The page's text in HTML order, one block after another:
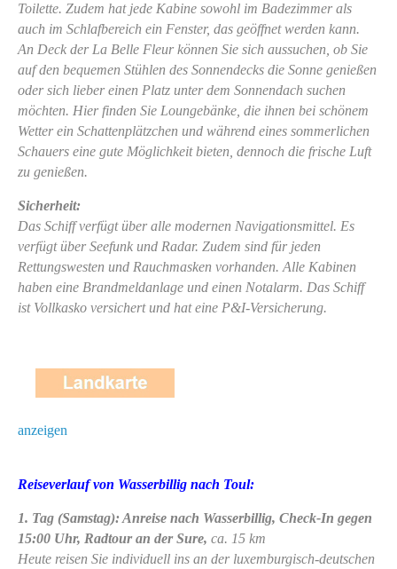
Toilette. Zudem hat jede Kabine sowohl im Badezimmer als
auch im Schlafbereich ein Fenster, das geöffnet werden kann.
An Deck der La Belle Fleur können Sie sich aussuchen, ob Sie
auf den bequemen Stühlen des Sonnendecks die Sonne genießen
oder sich lieber einen Platz unter dem Sonnendach suchen
möchten. Hier finden Sie Loungebänke, die ihnen bei schönem
Wetter ein Schattenplätzchen und während eines sommerlichen
Schauers eine gute Möglichkeit bieten, dennoch die frische Luft
zu genießen.
Sicherheit:
Das Schiff verfügt über alle modernen Navigationsmittel. Es
verfügt über Seefunk und Radar. Zudem sind für jeden
Rettungswesten und Rauchmasken vorhanden. Alle Kabinen
haben eine Brandmeldanlage und einen Notalarm. Das Schiff
ist Vollkasko versichert und hat eine P&I-Versicherung.
anzeigen
Reiseverlauf von Wasserbillig nach Toul:
1. Tag (Samstag): Anreise nach Wasserbillig, Check-In gegen
15:00 Uhr, Radtour an der Sure, ca. 15 km
Heute reisen Sie individuell ins an der luxemburgisch-deutschen